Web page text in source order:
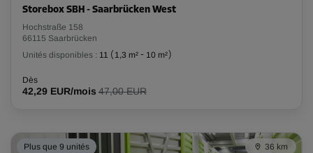
Storebox SBH - Saarbrücken West
Hochstraße 158
66115 Saarbrücken
Unités disponibles : 11 ( 1,3 m² - 10 m²)
Dès
42,29 EUR/mois 47,00 EUR
Plus que 9 unités 36 km